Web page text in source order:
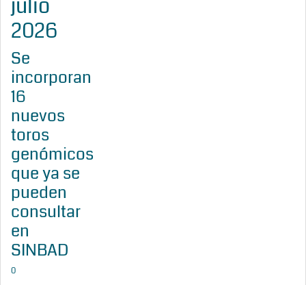
julio
2026
Se
incorporan
16
nuevos
toros
genómicos
que ya se
pueden
consultar
en
SINBAD
0